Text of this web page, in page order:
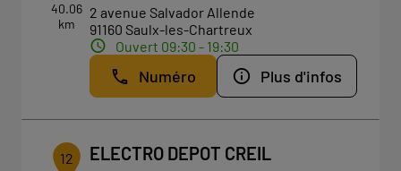
40.06
km
2 avenue Salvador Allende
91160 Saulx-les-Chartreux
Ouvert 09:30 - 19:30
Numéro Plus d'infos
12 ELECTRO DEPOT CREIL